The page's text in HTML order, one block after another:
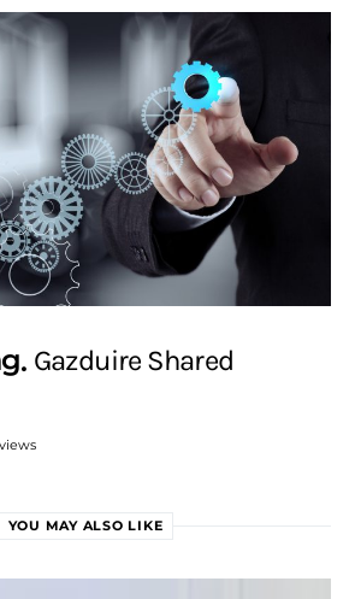
Gazduire Shared
YOU MAY ALSO LIKE